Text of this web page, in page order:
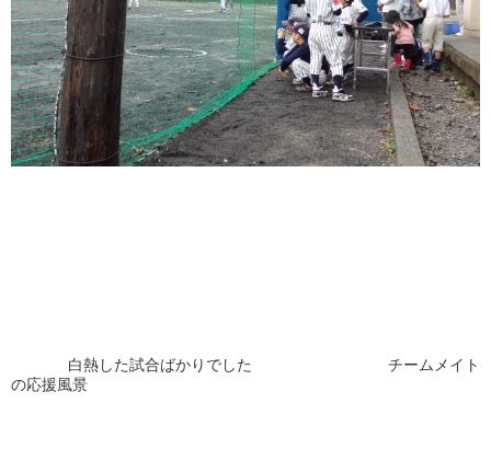
白熱した試合ばかりでした チームメイト
の応援風景